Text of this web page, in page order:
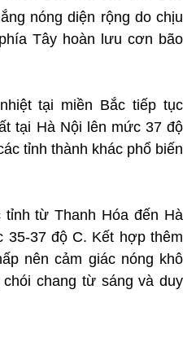
nóng diện rộng do chịu
Tây hoàn lưu cơn bão
tại miền Bắc tiếp tục
tại Hà Nội lên mức 37 độ
tỉnh thành khác phổ biến
từ Thanh Hóa đến Hà
35-37 độ C. Kết hợp thêm
nên cảm giác nóng khô
chang từ sáng và duy